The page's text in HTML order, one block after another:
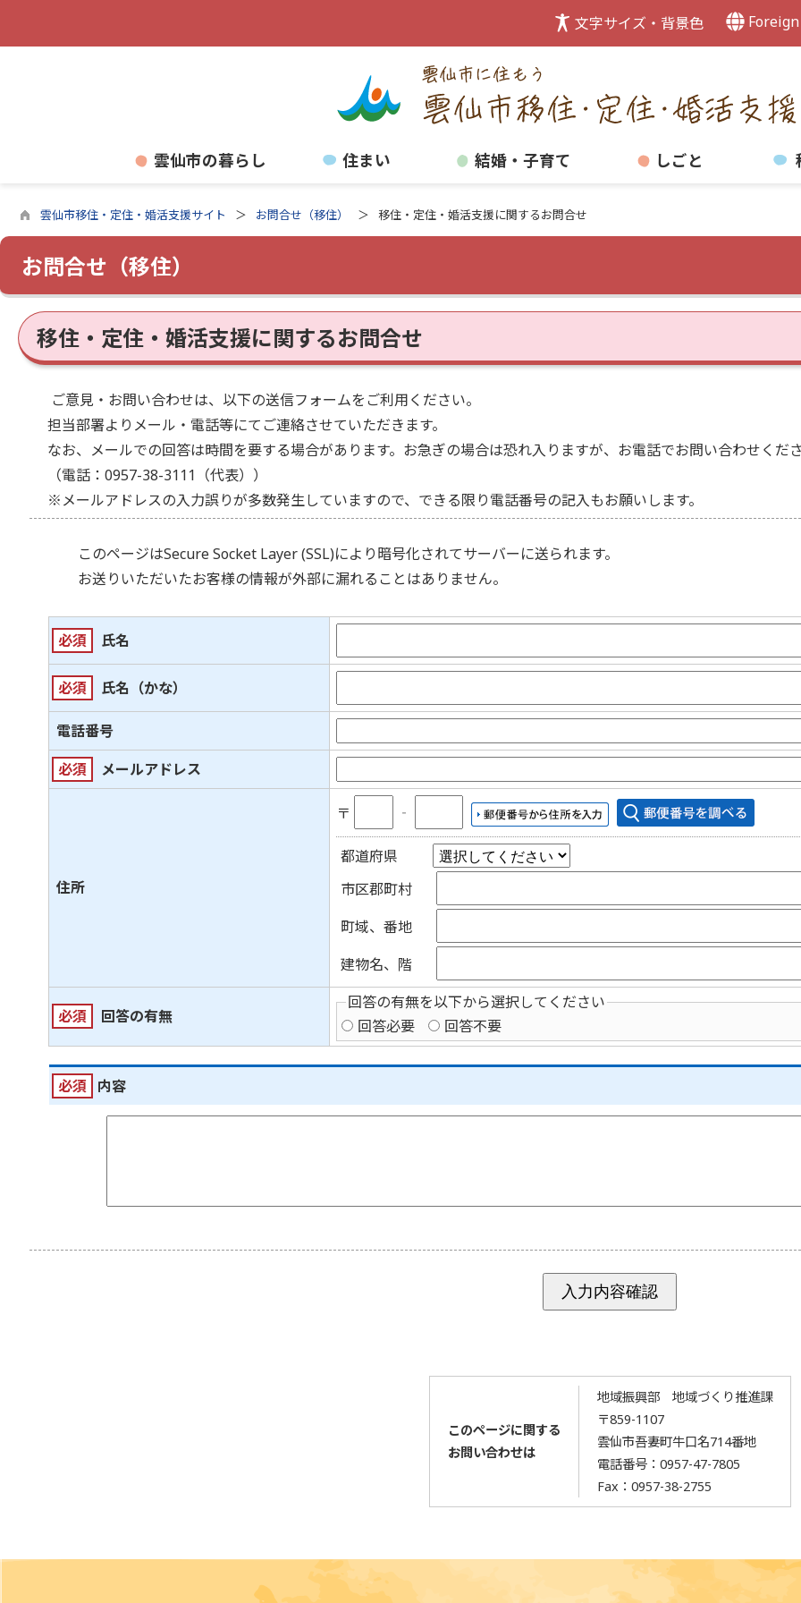
文字サイズ・背景色
雲仙市の暮らし 住まい 結婚・子育て しごと
雲仙市移住・定住・婚活支援サイト お問合せ（移住） 移住・定住・婚活支援に関するお問合せ
お問合せ（移住）
移住・定住・婚活支援に関するお問合せ
ご意見・お問い合わせは、以下の送信フォームをご利用ください。
担当部署よりメール・電話等にてご連絡させていただきます。
なお、メールでの回答は時間を要する場合があります。お急ぎの場合は恐れ入りますが、お電話でお問い合わせくだ
（電話：0957-38-3111（代表））
※メールアドレスの入力誤りが多数発生していますので、できる限り電話番号の記入もお願いします。
このページはSecure Socket Layer (SSL)により暗号化されてサーバーに送られます。
お送りいただいたお客様の情報が外部に漏れることはありません。
必須 氏名
必須 氏名（かな）
電話番号
必須
メールアドレス
住所
〒 ‐
都道府県
市区郡町村
町域、番地
建物名、階
必須 回答の有無
回答の有無を以下から選択してください
回答必要
回答不要
必須 内容
このページに関する
お問い合わせは
地域振興部 地域づくり推進課
〒859-1107
雲仙市吾妻町牛口名714番地
電話番号： 0957-47-7805
Fax：0957-38-2755